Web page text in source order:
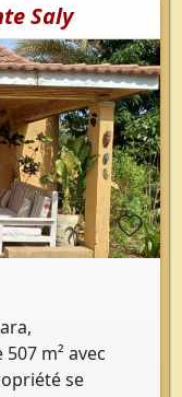
Saly
m² avec
se